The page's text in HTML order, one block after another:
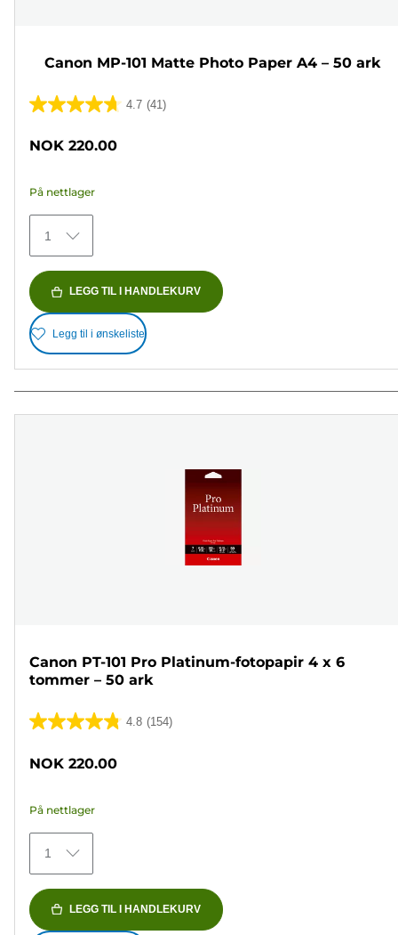
Canon MP-101 Matte Photo Paper A4 – 50 ark
4.7 (41)
4.7
41
omtaler
NOK 220.00
På nettlager
1
LEGG TIL I HANDLEKURV
Legg til i ønskeliste
Canon PT-101 Pro Platinum-fotopapir 4 x 6
tommer – 50 ark
4.8 (154)
4.8
5
154
omtaler
NOK 220.00
På nettlager
1
LEGG TIL I HANDLEKURV